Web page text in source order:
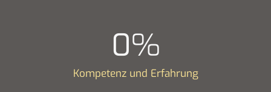
0%
Kompetenz und Erfahrung